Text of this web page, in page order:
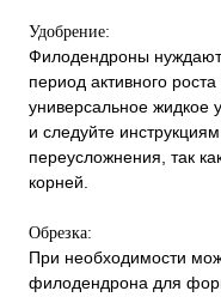
Удобрение:
Филодендроны
период активного
универсальное жидкое
и следуйте
переусложнения, так
корней.
Обрезка:
При необходимости
филодендрона для